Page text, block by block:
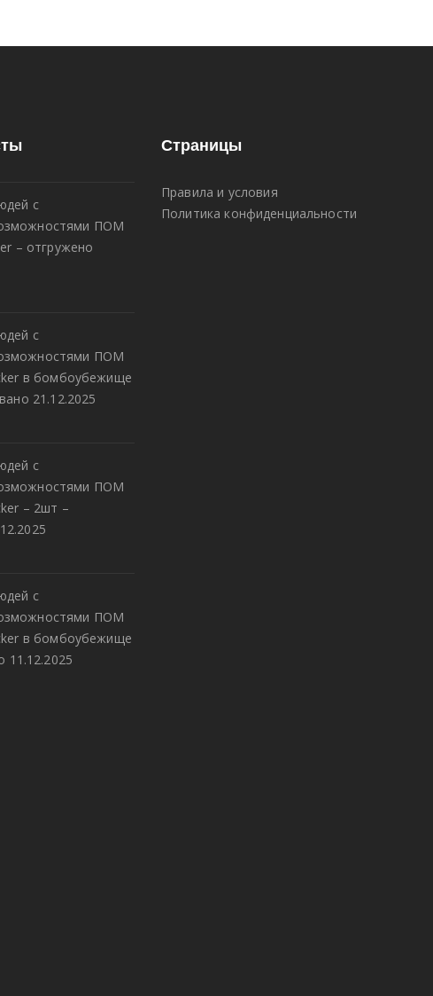
с
ПОМ
– отгружено
с
ПОМ
в бомбоубежище
21.12.2025
с
ПОМ
– 2шт –
с
ПОМ
в бомбоубежище
11.12.2025
Страницы
Правила и условия
Политика конфиденциальности